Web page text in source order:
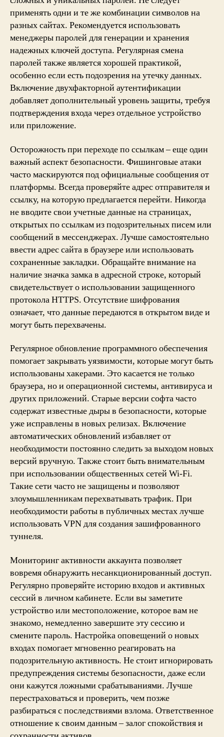
применять одни и те же комбинации символов на
разных сайтах. Рекомендуется использовать
менеджеры паролей для генерации и хранения
надежных ключей доступа. Регулярная смена
паролей также является хорошей практикой,
особенно если есть подозрения на утечку данных.
Включение двухфакторной аутентификации
добавляет дополнительный уровень защиты, требуя
подтверждения входа через отдельное устройство
или приложение.
Осторожность при переходе по ссылкам – еще один
важный аспект безопасности. Фишинговые атаки
часто маскируются под официальные сообщения от
платформы. Всегда проверяйте адрес отправителя и
ссылку, на которую предлагается перейти. Никогда
не вводите свои учетные данные на страницах,
открытых по ссылкам из подозрительных писем или
сообщений в мессенджерах. Лучше самостоятельно
ввести адрес сайта в браузере или использовать
сохраненные закладки. Обращайте внимание на
наличие значка замка в адресной строке, который
свидетельствует о использовании защищенного
протокола HTTPS. Отсутствие шифрования
означает, что данные передаются в открытом виде и
могут быть перехвачены.
Регулярное обновление программного обеспечения
помогает закрывать уязвимости, которые могут быть
использованы хакерами. Это касается не только
браузера, но и операционной системы, антивируса и
других приложений. Старые версии софта часто
содержат известные дыры в безопасности, которые
уже исправлены в новых релизах. Включение
автоматических обновлений избавляет от
необходимости постоянно следить за выходом новых
версий вручную. Также стоит быть внимательным
при использовании общественных сетей Wi-Fi.
Такие сети часто не защищены и позволяют
злоумышленникам перехватывать трафик. При
необходимости работы в публичных местах лучше
использовать VPN для создания зашифрованного
туннеля.
Мониторинг активности аккаунта позволяет
вовремя обнаружить несанкционированный доступ.
Регулярно проверяйте историю входов и активных
сессий в личном кабинете. Если вы заметите
устройство или местоположение, которое вам не
знакомо, немедленно завершите эту сессию и
смените пароль. Настройка оповещений о новых
входах помогает мгновенно реагировать на
подозрительную активность. Не стоит игнорировать
предупреждения системы безопасности, даже если
они кажутся ложными срабатываниями. Лучше
перестраховаться и проверить, чем позже
разбираться с последствиями взлома. Ответственное
отношение к своим данным – залог спокойствия и